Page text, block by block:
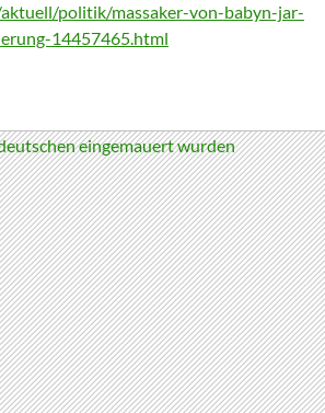
politik/massaker-von-babyn-jar-
14457465.html